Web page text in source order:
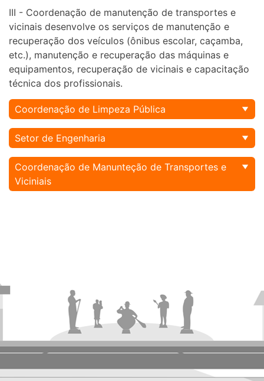
III - Coordenação de manutenção de transportes e
vicinais desenvolve os serviços de manutenção e
recuperação dos veículos (ônibus escolar, caçamba,
etc.), manutenção e recuperação das máquinas e
equipamentos, recuperação de vicinais e capacitação
técnica dos profissionais.
Coordenação de Limpeza Pública
Setor de Engenharia
Coordenação de Manunteção de Transportes e
Viciniais